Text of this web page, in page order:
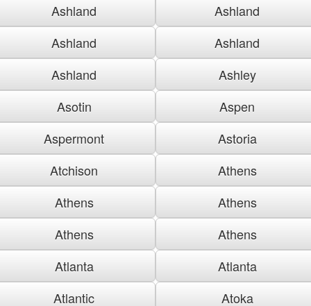
Ashland
Ashland
Ashland
Ashland
Ashland
Ashley
Asotin
Aspen
Aspermont
Astoria
Atchison
Athens
Athens
Athens
Athens
Athens
Atlanta
Atlanta
Atlantic
Atoka